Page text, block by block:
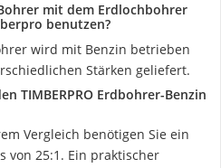
mit dem Erdlochbohrer
benutzen?
wird mit Benzin betrieben
Stärken geliefert.
TIMBERPRO Erdbohrer-Benzin
Vergleich benötigen Sie ein
von 25:1. Ein praktischer